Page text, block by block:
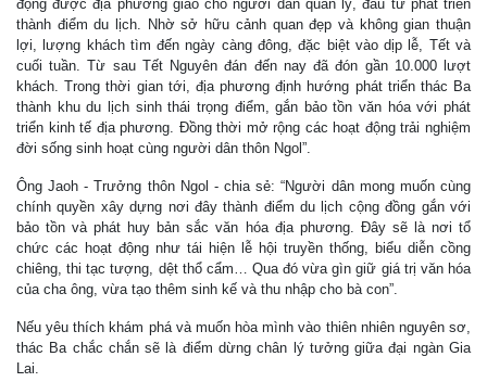
động được địa phương giao cho người dân quản lý, đầu tư phát triển
thành điểm du lịch. Nhờ sở hữu cảnh quan đẹp và không gian thuận
lợi, lượng khách tìm đến ngày càng đông, đặc biệt vào dịp lễ, Tết và
cuối tuần. Từ sau Tết Nguyên đán đến nay đã đón gần 10.000 lượt
khách. Trong thời gian tới, địa phương định hướng phát triển thác Ba
thành khu du lịch sinh thái trọng điểm, gắn bảo tồn văn hóa với phát
triển kinh tế địa phương. Đồng thời mở rộng các hoạt động trải nghiệm
đời sống sinh hoạt cùng người dân thôn Ngol”.
Ông Jaoh - Trưởng thôn Ngol - chia sẻ: “Người dân mong muốn cùng
chính quyền xây dựng nơi đây thành điểm du lịch cộng đồng gắn với
bảo tồn và phát huy bản sắc văn hóa địa phương. Đây sẽ là nơi tổ
chức các hoạt động như tái hiện lễ hội truyền thống, biểu diễn cồng
chiêng, thi tạc tượng, dệt thổ cẩm… Qua đó vừa gìn giữ giá trị văn hóa
của cha ông, vừa tạo thêm sinh kế và thu nhập cho bà con”.
Nếu yêu thích khám phá và muốn hòa mình vào thiên nhiên nguyên sơ,
thác Ba chắc chắn sẽ là điểm dừng chân lý tưởng giữa đại ngàn Gia
Lai.